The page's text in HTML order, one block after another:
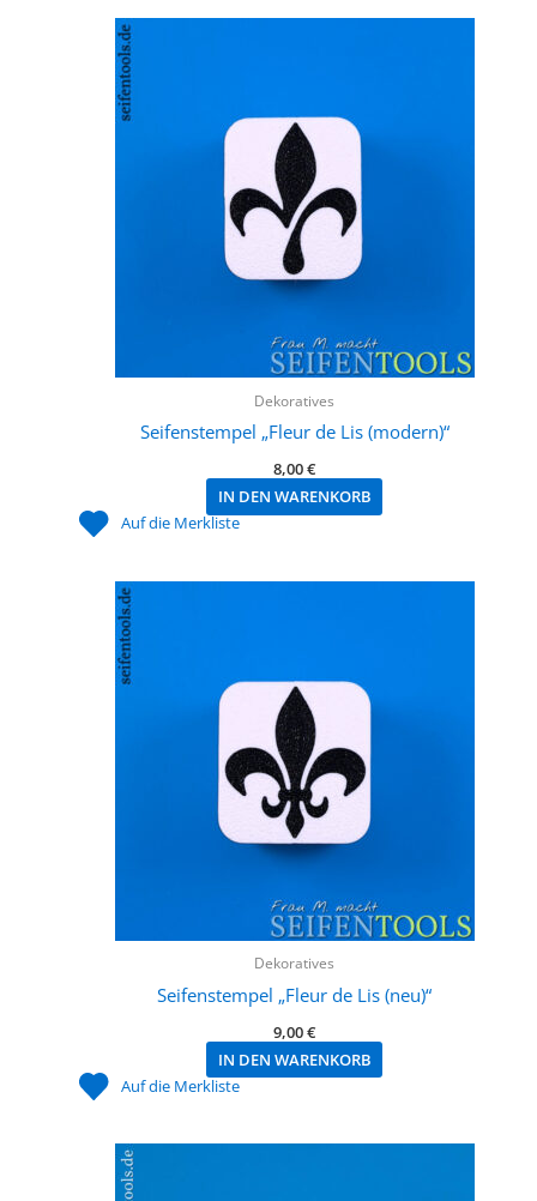
Dekoratives
Seifenstempel „Fleur de Lis (modern)“
8,00€
IN DEN WARENKORB
Auf die Merkliste
Dekoratives
Seifenstempel „Fleur de Lis (neu)“
9,00€
IN DEN WARENKORB
Auf die Merkliste